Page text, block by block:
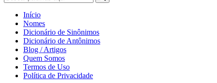
Início
Nomes
Dicionário de Sinônimos
Dicionário de Antônimos
Blog / Artigos
Quem Somos
Termos de Uso
Política de Privacidade